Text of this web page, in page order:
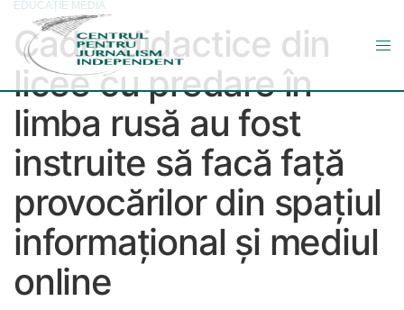
EDUCAȚIE MEDIA
Cadre didactice din
licee cu predare în
limba rusă au fost
instruite să facă față
provocărilor din spațiul
informațional și mediul
online